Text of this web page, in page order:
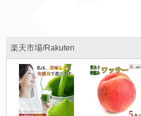
楽天市場/Rakuten